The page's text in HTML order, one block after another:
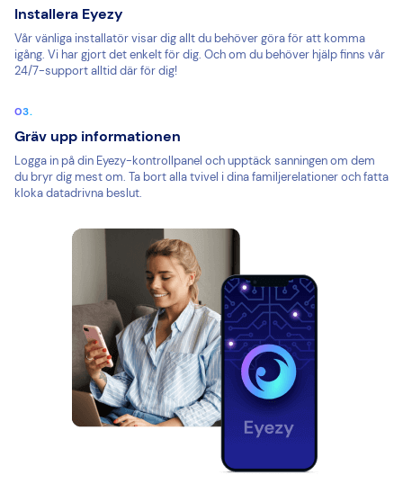
Installera Eyezy
Vår vänliga installatör visar dig allt du behöver göra för att komma
igång. Vi har gjort det enkelt för dig. Och om du behöver hjälp finns vår
24/7-support alltid där för dig!
Gräv upp informationen
Logga in på din Eyezy-kontrollpanel och upptäck sanningen om dem
du bryr dig mest om. Ta bort alla tvivel i dina familjerelationer och fatta
kloka datadrivna beslut.